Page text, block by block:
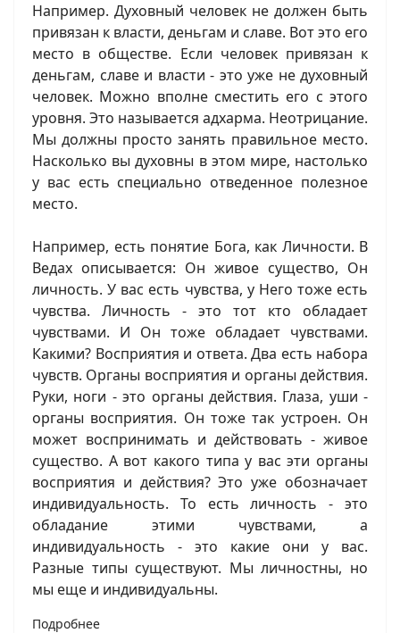
Например. Духовный человек не должен быть
привязан к власти, деньгам и славе. Вот это его
место в обществе. Если человек привязан к
деньгам, славе и власти - это уже не духовный
человек. Можно вполне сместить его с этого
уровня. Это называется адхарма. Неотрицание.
Мы должны просто занять правильное место.
Насколько вы духовны в этом мире, настолько
у вас есть специально отведенное полезное
место.
Например, есть понятие Бога, как Личности. В
Ведах описывается: Он живое существо, Он
личность. У вас есть чувства, у Него тоже есть
чувства. Личность - это тот кто обладает
чувствами. И Он тоже обладает чувствами.
Какими? Восприятия и ответа. Два есть набора
чувств. Органы восприятия и органы действия.
Руки, ноги - это органы действия. Глаза, уши -
органы восприятия. Он тоже так устроен. Он
может воспринимать и действовать - живое
существо. А вот какого типа у вас эти органы
восприятия и действия? Это уже обозначает
индивидуальность. То есть личность - это
обладание этими чувствами, а
индивидуальность - это какие они у вас.
Разные типы существуют. Мы личностны, но
мы еще и индивидуальны.
Подробнее